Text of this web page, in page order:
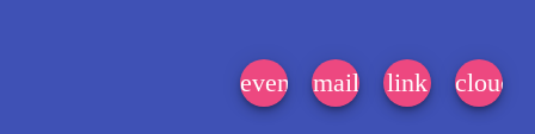
event_note
mail link cloud